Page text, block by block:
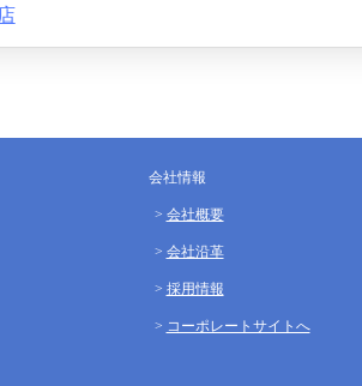
会社情報
会社概要
会社沿革
採用情報
コーポレートサイトへ